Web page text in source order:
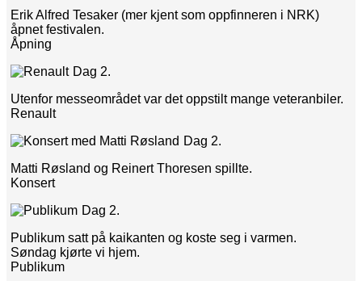
Erik Alfred Tesaker (mer kjent som oppfinneren i NRK)
åpnet festivalen.
Åpning
Dag 2.
Utenfor messeområdet var det oppstilt mange veteranbiler.
Renault
Dag 2.
Matti Røsland og Reinert Thoresen spillte.
Konsert
Dag 2.
Publikum satt på kaikanten og koste seg i varmen.
Søndag kjørte vi hjem.
Publikum